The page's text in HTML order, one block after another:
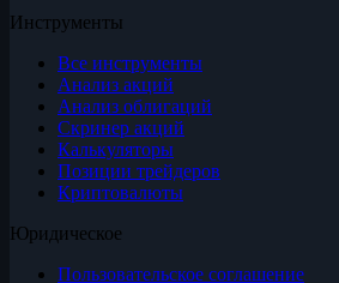
Инструменты
Все инструменты
Анализ акций
Анализ облигаций
Скринер акций
Калькуляторы
Позиции трейдеров
Криптовалюты
Юридическое
Пользовательское соглашение